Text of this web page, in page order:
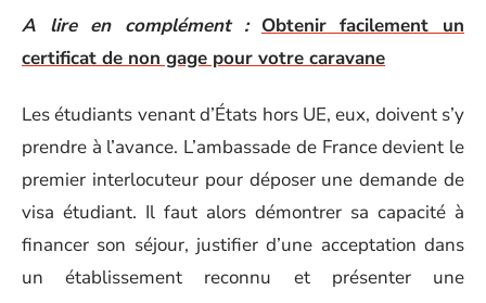
A lire en complément : Obtenir facilement un
certificat de non gage pour votre caravane
Les étudiants venant d’États hors UE, eux, doivent s’y
prendre à l’avance. L’ambassade de France devient le
premier interlocuteur pour déposer une demande de
visa étudiant. Il faut alors démontrer sa capacité à
financer son séjour, justifier d’une acceptation dans
un établissement reconnu et présenter une